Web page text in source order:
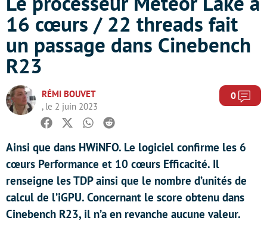
16 cœurs / 22 threads fait
un passage dans Cinebench
R23
RÉMI BOUVET
, le 2 juin 2023
0
Facebook
TwitterWhatsapp
Reddit
Ainsi que dans HWiNFO. Le logiciel confirme les 6
cœurs Performance et 10 cœurs Efficacité. Il
renseigne les TDP ainsi que le nombre d’unités de
calcul de l’iGPU. Concernant le score obtenu dans
Cinebench R23, il n’a en revanche aucune valeur.